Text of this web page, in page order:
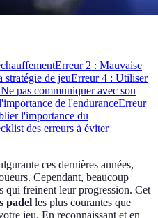
Erreur 2 : Mauvaise
stratégie de jeuErreur 4 : Utiliser
pas communiquer avec son
de l'enduranceErreur
l'importance du
des erreurs à éviter
ces dernières années,
Cependant, beaucoup
qui freinent leur progression. Cet
padel les plus courantes que
jeu. En reconnaissant et en